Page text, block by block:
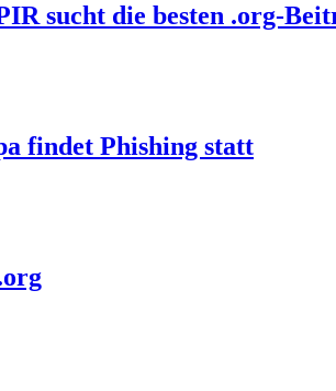
sucht die besten .org-
findet Phishing statt